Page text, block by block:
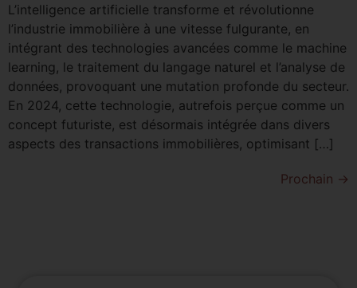
L’intelligence artificielle transforme et révolutionne
l’industrie immobilière à une vitesse fulgurante, en
intégrant des technologies avancées comme le machine
learning, le traitement du langage naturel et l’analyse de
données, provoquant une mutation profonde du secteur.
En 2024, cette technologie, autrefois perçue comme un
concept futuriste, est désormais intégrée dans divers
aspects des transactions immobilières, optimisant […]
Prochain →